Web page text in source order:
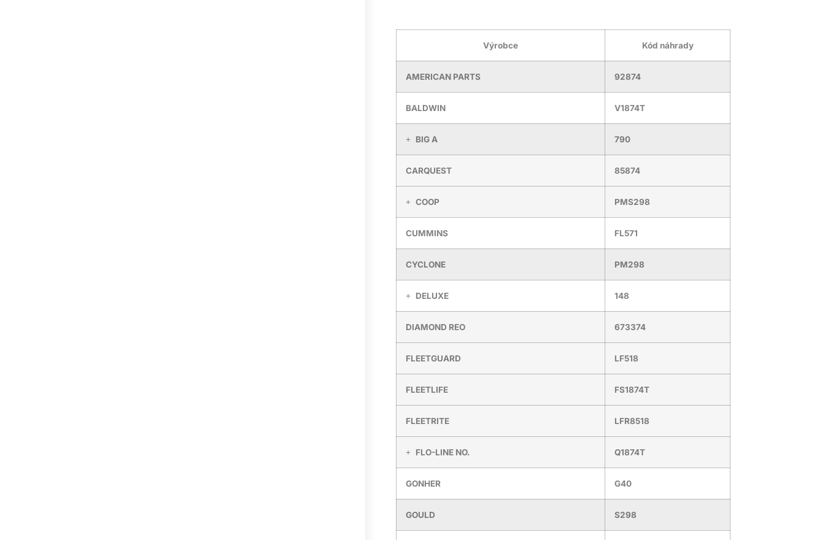
Výrobce Kód náhrady
AMERICAN PARTS 92874
BALDWIN V1874T
BIG A 790
CARQUEST 85874
COOP PMS298
CUMMINS FL571
CYCLONE PM298
DELUXE 148
DIAMOND REO 673374
FLEETGUARD LF518
FLEETLIFE FS1874T
FLEETRITE LFR8518
FLO-LINE NO. Q1874T
GONHER G40
GOULD S298